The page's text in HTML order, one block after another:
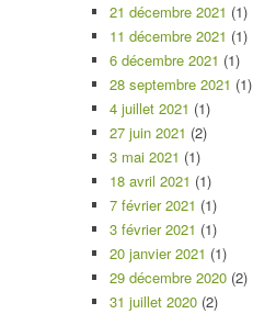
21 décembre 2021 (1)
11 décembre 2021 (1)
6 décembre 2021 (1)
28 septembre 2021 (1)
4 juillet 2021 (1)
27 juin 2021 (2)
3 mai 2021 (1)
18 avril 2021 (1)
7 février 2021 (1)
3 février 2021 (1)
20 janvier 2021 (1)
29 décembre 2020 (2)
31 juillet 2020 (2)